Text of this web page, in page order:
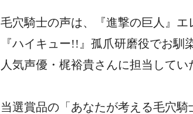
毛穴騎士の声は、『進撃の巨人』エ
『ハイキュー!!』孤爪研磨役でお馴
人気声優・梶裕貴さんに担当してい
当選賞品の「あなたが考える毛穴